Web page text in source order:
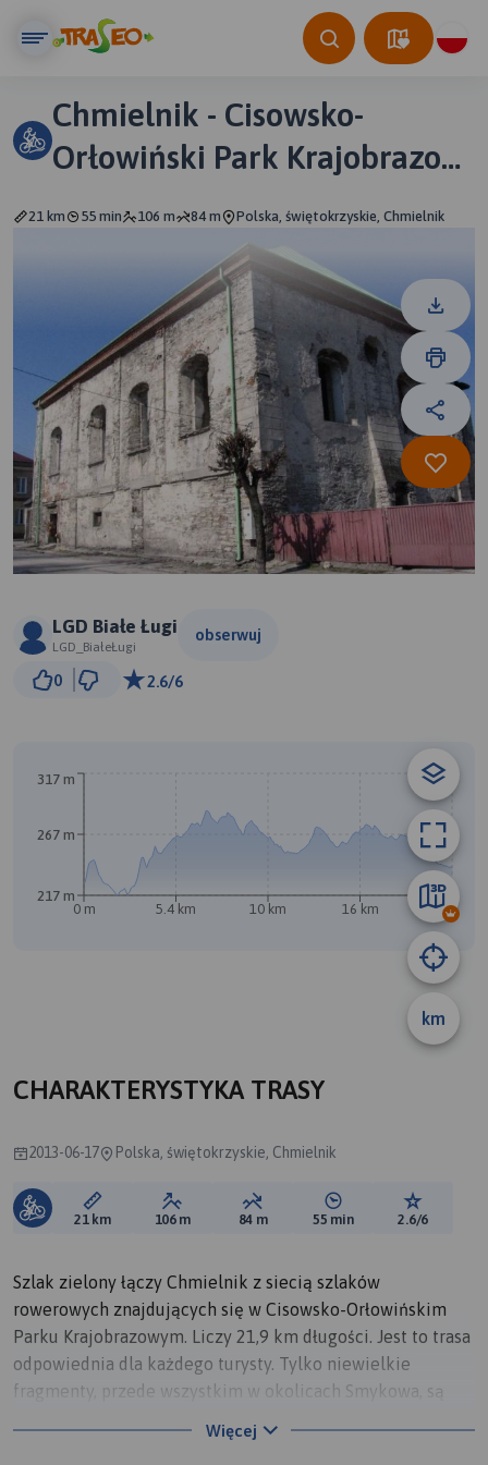
Chmielnik - Cisowsko-
Orłowiński Park Krajobrazow
21 km 55 min 106 m 84 m Polska, świętokrzyskie, Chmielnik
LGD Białe Ługi
LGD_BiałeŁugi
obserwuj
0 2.6/6
km
0 m 5.4 km 10 km 16 km 21 km
217 m
267 m
317 m
CHARAKTERYSTYKA TRASY
2013-06-17 Polska, świętokrzyskie, Chmielnik
Długość trasy:
21 km Suma przewyższeń:
106 m Suma spadków:
84 m Średni czas potrzebny
55 min Ocena
2.6/6
Szlak zielony łączy Chmielnik z siecią szlaków
rowerowych znajdujących się w Cisowsko-Orłowińskim
Parku Krajobrazowym. Liczy 21,9 km długości. Jest to trasa
odpowiednia dla każdego turysty. Tylko niewielkie
fragmenty, przede wszystkim w okolicach Smykowa, są
Więcej